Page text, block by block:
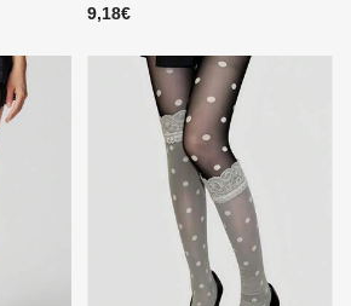
9,18€